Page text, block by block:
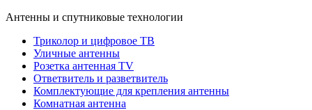
Антенны и спутниковые технологии
Триколор и цифровое ТВ
Уличные антенны
Розетка антенная TV
Ответвитель и разветвитель
Комплектующие для крепления антенны
Комнатная антенна